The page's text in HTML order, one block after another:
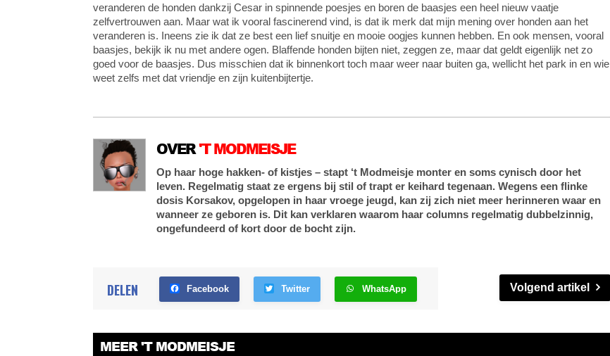
veranderen de honden dankzij Cesar in spinnende poesjes en boren de baasjes een heel nieuw vaatje
zelfvertrouwen aan. Maar wat ik vooral fascinerend vind, is dat ik merk dat mijn mening over honden aan het
veranderen is. Ineens zie ik dat ze best een lief snuitje en mooie oogjes kunnen hebben. En ook mensen, vooral
baasjes, bekijk ik nu met andere ogen. Blaffende honden bijten niet, zeggen ze, maar dat geldt eigenlijk net zo
goed voor de baasjes. Dus misschien dat ik binnenkort toch maar weer naar buiten ga, wellicht het park in en wie
weet zelfs met dat vriendje en zijn kuitenbijtertje.
OVER'T MODMEISJE
Op haar hoge hakken- of kistjes – stapt ‘t Modmeisje monter en soms cynisch door het
leven. Regelmatig staat ze ergens bij stil of trapt er keihard tegenaan. Wegens een flinke
dosis Korsakov, opgelopen in haar vroege jeugd, kan zij zich niet meer herinneren waar en
wanneer ze geboren is. Dit kan verklaren waarom haar columns regelmatig dubbelzinnig,
ongefundeerd of kort door de bocht zijn.
DELEN Facebook Twitter WhatsApp Volgend artikel
MEER 'T MODMEISJE